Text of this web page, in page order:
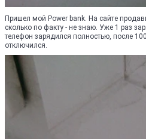
Пришел мой Power bank. На сайте
сколько по факту - не знаю. Уже 1 раз
телефон зарядился полностью, после
отключился.